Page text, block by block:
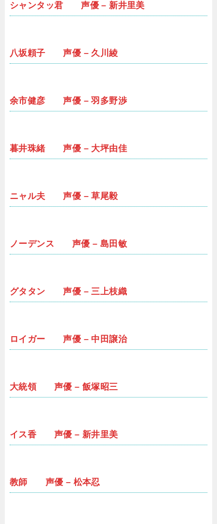
シャンタッ君 声優 – 新井里美
八坂頼子 声優 – 久川綾
余市健彦 声優 – 羽多野渉
暮井珠緒 声優 – 大坪由佳
ニャル夫 声優 – 草尾毅
ノーデンス 声優 – 島田敏
グタタン 声優 – 三上枝織
ロイガー 声優 – 中田譲治
大統領 声優 – 飯塚昭三
イス香 声優 – 新井里美
教師 声優 – 松本忍